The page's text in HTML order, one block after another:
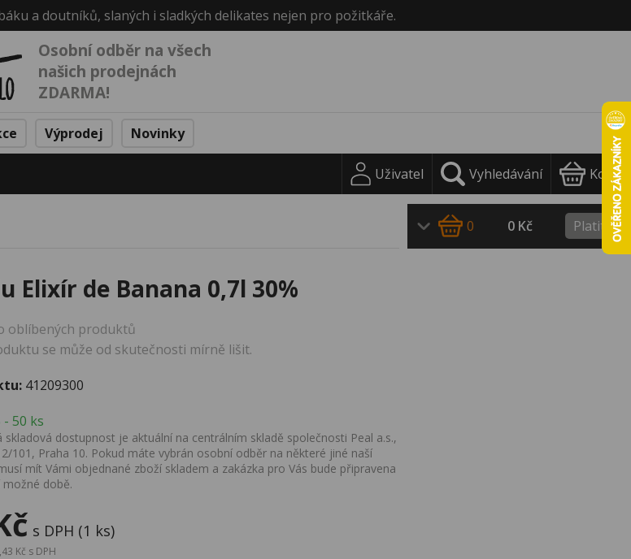
a doutníků, slaných i sladkých delikates nejen pro požitkáře.
Osobní odběr na všech
našich prodejnách
ZDARMA!
Výprodej Novinky
Uživatel Vyhledávání Košík
Elixír de Banana 0,7l 30%
oblíbených produktů
se může od skutečnosti mírně lišit.
41209300
- 50 ks
skladová dostupnost je aktuální na centrálním skladě společnosti Peal a.s.,
101, Praha 10. Pokud máte vybrán osobní odběr na některé jiné naší
mít Vámi objednané zboží skladem a zakázka pro Vás bude připravena
době.
s DPH (1 ks)
Kč s DPH
0 0 Kč Platit